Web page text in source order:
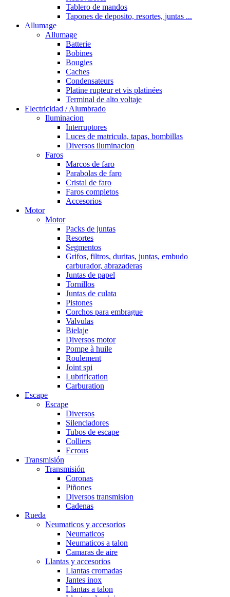
Tablero de mandos
Tapones de deposito, resortes, juntas ...
Allumage
Allumage
Batterie
Bobines
Bougies
Caches
Condensateurs
Platine rupteur et vis platinées
Terminal de alto voltaje
Electricidad / Alumbrado
Iluminacion
Interruptores
Luces de matricula, tapas, bombillas
Diversos iluminacion
Faros
Marcos de faro
Parabolas de faro
Cristal de faro
Faros completos
Accesorios
Motor
Motor
Packs de juntas
Resortes
Segmentos
Grifos, filtros, duritas, juntas, embudo
carburador, abrazaderas
Juntas de papel
Tornillos
Juntas de culata
Pistones
Corchos para embrague
Valvulas
Bielaje
Diversos motor
Pompe à huile
Roulement
Joint spi
Lubrification
Carburation
Escape
Escape
Diversos
Silenciadores
Tubos de escape
Colliers
Ecrous
Transmisión
Transmisión
Coronas
Piñones
Diversos transmision
Cadenas
Rueda
Neumaticos y accesorios
Neumaticos
Neumaticos a talon
Camaras de aire
Llantas y accesorios
Llantas cromadas
Jantes inox
Llantas a talon